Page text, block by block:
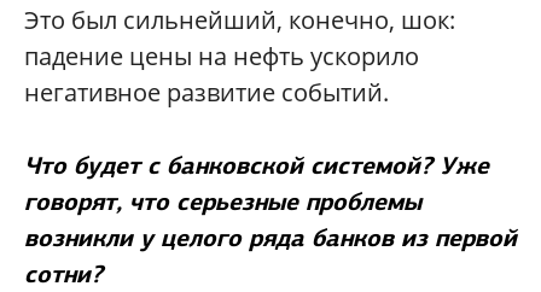
Это был сильнейший, конечно, шок:
падение цены на нефть ускорило
негативное развитие событий.
Что будет с банковской системой? Уже
говорят, что серьезные проблемы
возникли у целого ряда банков из первой
сотни?